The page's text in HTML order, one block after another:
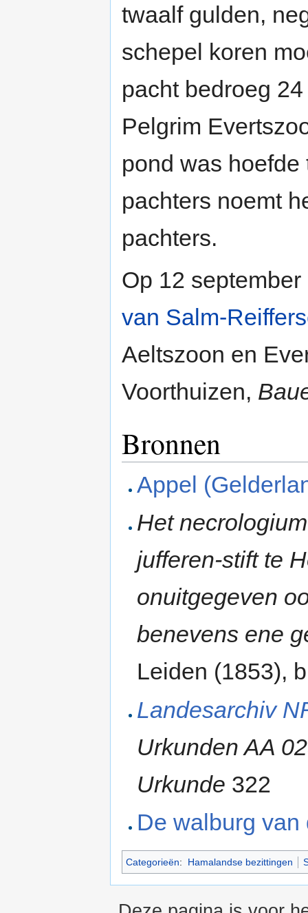
twaalf gulden,
schepel koren
pacht bedroeg
Pelgrim
pond was
pachters noemt
pachters.
Op 12 september
van Salm-
Aeltszoon en
Voorthuizen,
Bronnen
Appel
Het
jufferen-stift te
onuitgegeven
benevens ene
Leiden (1853),
Landesarchiv
Urkunden AA
Urkunde 322
De walburg
Categorieën: Hamalandse bezittingen